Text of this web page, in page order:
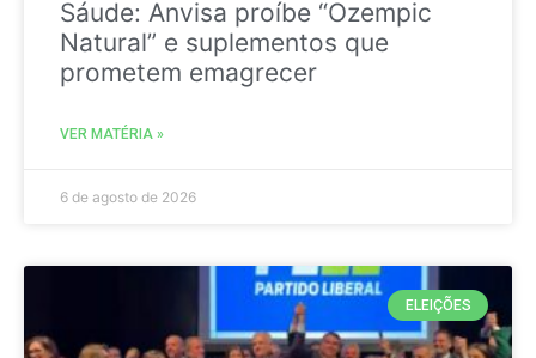
Sáude: Anvisa proíbe “Ozempic
Natural” e suplementos que
prometem emagrecer
VER MATÉRIA »
6 de agosto de 2026
ELEIÇÕES